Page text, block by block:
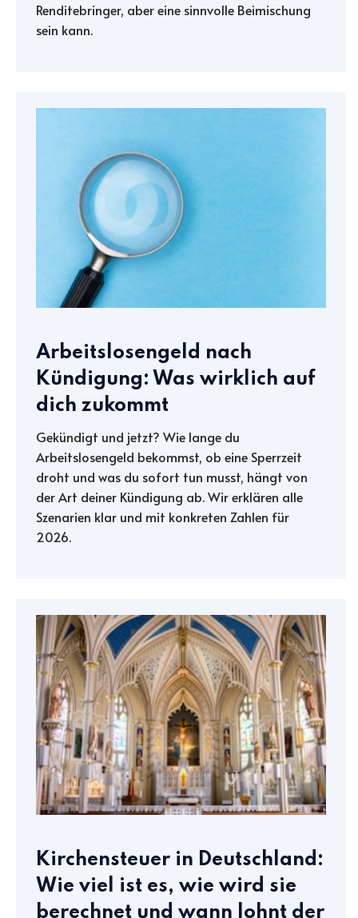
Renditebringer, aber eine sinnvolle Beimischung
sein kann.
Arbeitslosengeld nach
Kündigung: Was wirklich auf
dich zukommt
Gekündigt und jetzt? Wie lange du
Arbeitslosengeld bekommst, ob eine Sperrzeit
droht und was du sofort tun musst, hängt von
der Art deiner Kündigung ab. Wir erklären alle
Szenarien klar und mit konkreten Zahlen für
2026.
Kirchensteuer in Deutschland:
Wie viel ist es, wie wird sie
berechnet und wann lohnt der